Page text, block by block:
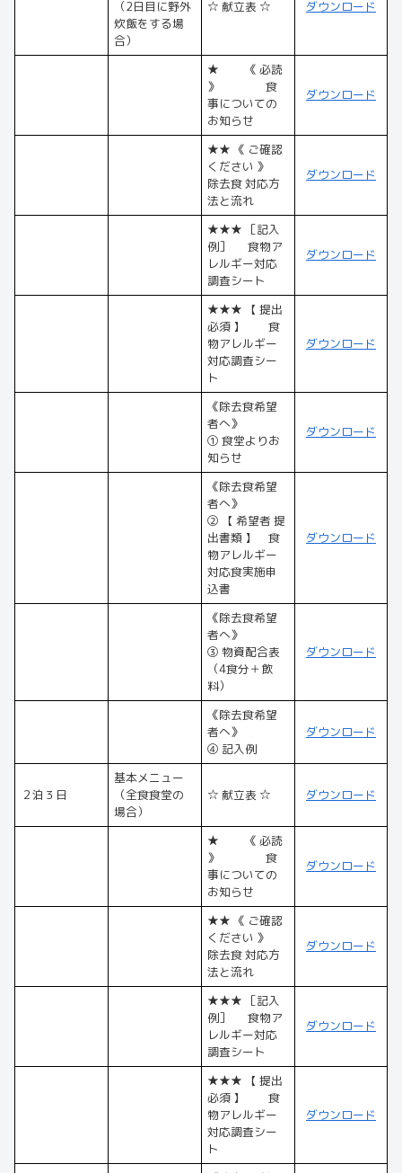
（2日目に野外
炊飯をする場
合）
☆ 献立表 ☆ ダウンロード
★ 《 必読
》 食
事についての
お知らせ
ダウンロード
★★ 《 ご確認
ください 》
除去食 対応方
法と流れ
ダウンロード
★★★ ［記入
例］ 食物ア
レルギー対応
調査シート
ダウンロード
★★★ 【 提出
必須 】 食
物アレルギー
対応調査シー
ト
ダウンロード
《除去食希望
者へ》
① 食堂よりお
知らせ
ダウンロード
《除去食希望
者へ》
② 【 希望者 提
出書類 】 食
物アレルギー
対応食実施申
込書
ダウンロード
《除去食希望
者へ》
③ 物資配合表
（4食分＋飲
料）
ダウンロード
《除去食希望
者へ》
④ 記入例
ダウンロード
２泊３日
基本メニュー
（全食食堂の
場合）
☆ 献立表 ☆ ダウンロード
★ 《 必読
》 食
事についての
お知らせ
ダウンロード
★★ 《 ご確認
ください 》
除去食 対応方
法と流れ
ダウンロード
★★★ ［記入
例］ 食物ア
レルギー対応
調査シート
ダウンロード
★★★ 【 提出
必須 】 食
物アレルギー
対応調査シー
ト
ダウンロード